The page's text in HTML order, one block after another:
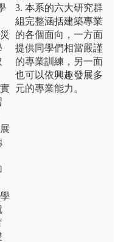
3. 本系的六大研究群
組完整涵括建築專業
的各個面向，一方面
提供同學們相當嚴謹
的專業訓練，另一面
也可以依興趣發展多
元的專業能力。